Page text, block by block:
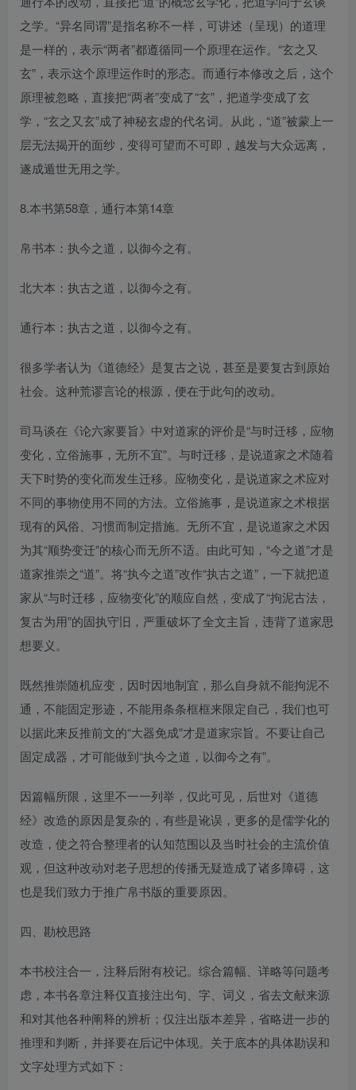
之学。“异名同谓”是指名称不一样，可讲述（呈现）的道理
是一样的，表示“两者”都遵循同一个原理在运作。“玄之又
玄”，表示这个原理运作时的形态。而通行本修改之后，这个
原理被忽略，直接把“两者”变成了“玄”，把道学变成了玄
学，“玄之又玄”成了神秘玄虚的代名词。从此，“道”被蒙上一
层无法揭开的面纱，变得可望而不可即，越发与大众远离，
遂成遁世无用之学。
8.本书第58章，通行本第14章
帛书本：执今之道，以御今之有。
北大本：执古之道，以御今之有。
通行本：执古之道，以御今之有。
很多学者认为《道德经》是复古之说，甚至是要复古到原始
社会。这种荒谬言论的根源，便在于此句的改动。
司马谈在《论六家要旨》中对道家的评价是“与时迁移，应物
变化，立俗施事，无所不宜”。与时迁移，是说道家之术随着
天下时势的变化而发生迁移。应物变化，是说道家之术应对
不同的事物使用不同的方法。立俗施事，是说道家之术根据
现有的风俗、习惯而制定措施。无所不宜，是说道家之术因
为其“顺势变迁”的核心而无所不适。由此可知，“今之道”才是
道家推崇之“道”。将“执今之道”改作“执古之道”，一下就把道
家从“与时迁移，应物变化”的顺应自然，变成了“拘泥古法，
复古为用”的固执守旧，严重破坏了全文主旨，违背了道家思
想要义。
既然推崇随机应变，因时因地制宜，那么自身就不能拘泥不
通，不能固定形迹，不能用条条框框来限定自己，我们也可
以据此来反推前文的“大器免成”才是道家宗旨。不要让自己
固定成器，才可能做到“执今之道，以御今之有”。
因篇幅所限，这里不一一列举，仅此可见，后世对《道德
经》改造的原因是复杂的，有些是讹误，更多的是儒学化的
改造，使之符合整理者的认知范围以及当时社会的主流价值
观，但这种改动对老子思想的传播无疑造成了诸多障碍，这
也是我们致力于推广帛书版的重要原因。
四、勘校思路
本书校注合一，注释后附有校记。综合篇幅、详略等问题考
虑，本书各章注释仅直接注出句、字、词义，省去文献来源
和对其他各种阐释的辨析；仅注出版本差异，省略进一步的
推理和判断，并择要在后记中体现。关于底本的具体勘误和
文字处理方式如下：